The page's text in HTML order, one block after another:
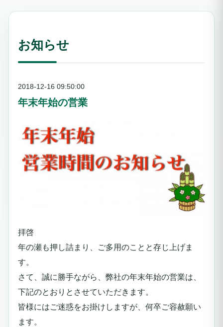
お知らせ
2018-12-16 09:50:00
年末年始の営業
拝啓
年の瀬も押し詰まり、ご多用のことと存じ上げま
す。
さて、誠に勝手ながら、弊社の年末年始の営業は、
下記のとおりとさせていただきます。
皆様にはご迷惑をお掛けしますが、何卒ご容赦願い
ます。